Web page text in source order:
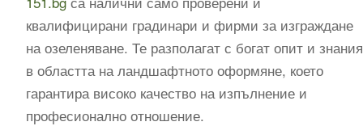
квалифицирани градинари и фирми за изграждане
на озеленяване. Те разполагат с богат опит и знания
в областта на ландшафтното оформяне, което
гарантира високо качество на изпълнение и
професионално отношение.